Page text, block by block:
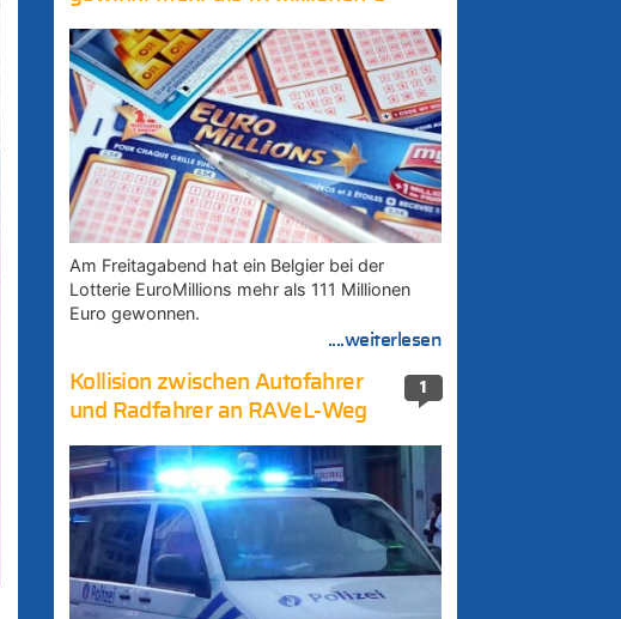
Am Freitagabend hat ein Belgier bei der
Lotterie EuroMillions mehr als 111 Millionen
Euro gewonnen.
....weiterlesen
1
Kollision zwischen Autofahrer
und Radfahrer an RAVeL-Weg